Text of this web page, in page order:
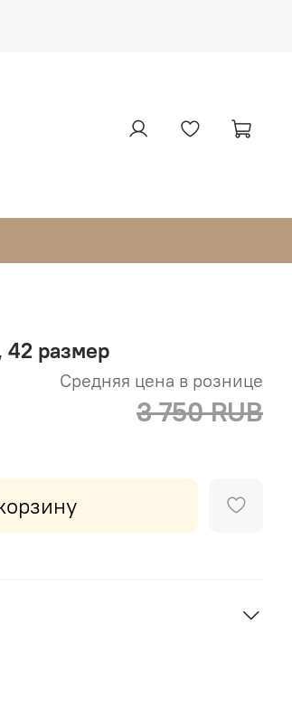
42 размер
Средняя цена в рознице
3 750 RUB